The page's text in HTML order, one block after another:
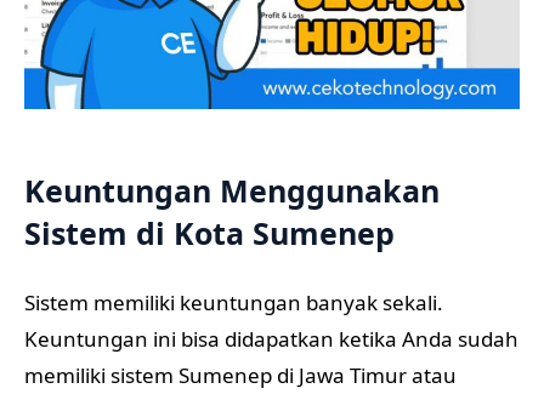
Keuntungan Menggunakan
Sistem di Kota Sumenep
Sistem memiliki keuntungan banyak sekali.
Keuntungan ini bisa didapatkan ketika Anda sudah
memiliki sistem Sumenep di Jawa Timur atau